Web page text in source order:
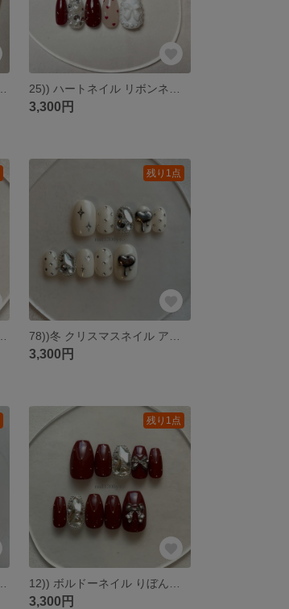
3,300円
残り1点
3,300円
残り1点
3,300円